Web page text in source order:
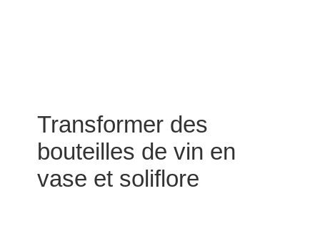
Transformer des
bouteilles de vin en
vase et soliflore